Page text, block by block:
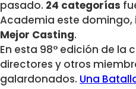
pasado. 24 categorías
Academia este domingo,
Mejor Casting.
En esta 98° edición de la
directores y otros
galardonados. Una